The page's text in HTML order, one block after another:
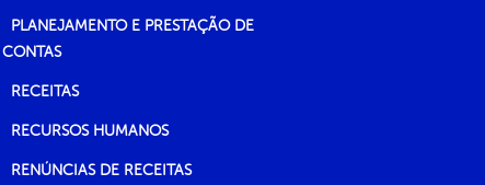
PLANEJAMENTO E PRESTAÇÃO DE
CONTAS
RECEITAS
RECURSOS HUMANOS
RENÚNCIAS DE RECEITAS